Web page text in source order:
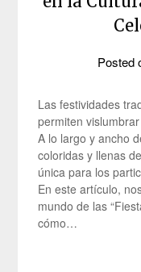
Posted
Las festividades
permiten
A lo largo y ancho
coloridas y llenas
única para los
En este artículo,
mundo de las
cómo…